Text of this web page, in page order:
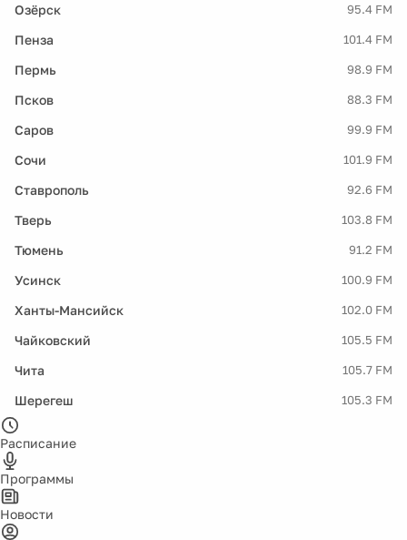
Озёрск 95.4 FM
Пенза 101.4 FM
Пермь 98.9 FM
Псков 88.3 FM
Саров 99.9 FM
Сочи 101.9 FM
Ставрополь 92.6 FM
Тверь 103.8 FM
Тюмень 91.2 FM
Усинск 100.9 FM
Ханты-Мансийск 102.0 FM
Чайковский 105.5 FM
Чита 105.7 FM
Шерегеш 105.3 FM
Расписание
Программы
Новости